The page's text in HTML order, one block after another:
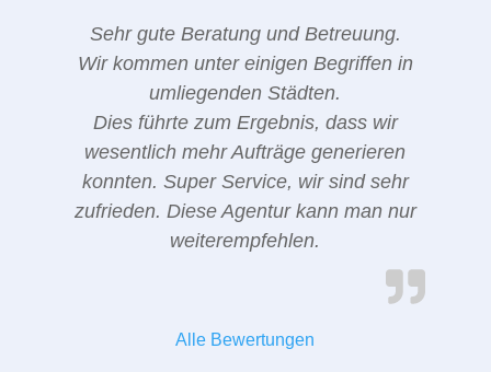
Sehr gute Beratung und Betreuung.
Wir kommen unter einigen Begriffen in
umliegenden Städten.
Dies führte zum Ergebnis, dass wir
wesentlich mehr Aufträge generieren
konnten. Super Service, wir sind sehr
zufrieden. Diese Agentur kann man nur
weiterempfehlen.
Alle Bewertungen